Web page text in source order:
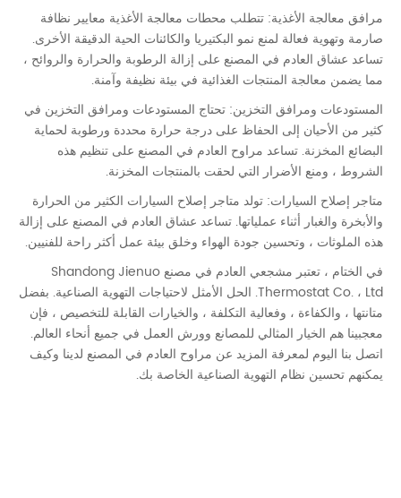
مرافق معالجة الأغذية: تتطلب محطات معالجة الأغذية معايير نظافة
صارمة وتهوية فعالة لمنع نمو البكتيريا والكائنات الحية الدقيقة الأخرى.
تساعد عشاق العادم في المصنع على إزالة الرطوبة والحرارة والروائح ،
مما يضمن معالجة المنتجات الغذائية في بيئة نظيفة وآمنة.
المستودعات ومرافق التخزين: تحتاج المستودعات ومرافق التخزين في
كثير من الأحيان إلى الحفاظ على درجة حرارة محددة ورطوبة لحماية
البضائع المخزنة. تساعد مراوح العادم في المصنع على تنظيم هذه
الشروط ، ومنع الأضرار التي لحقت بالمنتجات المخزنة.
متاجر إصلاح السيارات: تولد متاجر إصلاح السيارات الكثير من الحرارة
والأبخرة والغبار أثناء عملياتها. تساعد عشاق العادم في المصنع على إزالة
هذه الملوثات ، وتحسين جودة الهواء وخلق بيئة عمل أكثر راحة للفنيين.
في الختام ، تعتبر مشجعي العادم في مصنع Shandong Jienuo
Thermostat Co. ، Ltd. الحل الأمثل لاحتياجات التهوية الصناعية. بفضل
متانتها ، والكفاءة ، وفعالية التكلفة ، والخيارات القابلة للتخصيص ، فإن
معجبينا هم الخيار المثالي للمصانع وورش العمل في جميع أنحاء العالم.
اتصل بنا اليوم لمعرفة المزيد عن مراوح العادم في المصنع لدينا وكيف
يمكنهم تحسين نظام التهوية الصناعية الخاصة بك.